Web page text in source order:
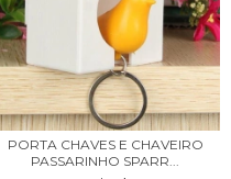
PORTA CHAVES E CHAVEIRO
PASSARINHO SPARR...